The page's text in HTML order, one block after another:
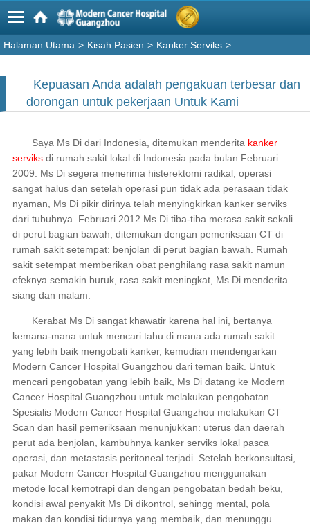
Halaman Utama > Kisah Pasien > Kanker Serviks >
Kepuasan Anda adalah pengakuan terbesar dan
dorongan untuk pekerjaan Untuk Kami
Saya Ms Di dari Indonesia, ditemukan menderita kanker
serviksdi rumah sakit lokal di Indonesia pada bulan Februari
2009. Ms Di segera menerima histerektomi radikal, operasi
sangat halus dan setelah operasi pun tidak ada perasaan tidak
nyaman, Ms Di pikir dirinya telah menyingkirkan kanker serviks
dari tubuhnya. Februari 2012 Ms Di tiba-tiba merasa sakit sekali
di perut bagian bawah, ditemukan dengan pemeriksaan CT di
rumah sakit setempat: benjolan di perut bagian bawah. Rumah
sakit setempat memberikan obat penghilang rasa sakit namun
efeknya semakin buruk, rasa sakit meningkat, Ms Di menderita
siang dan malam.
Kerabat Ms Di sangat khawatir karena hal ini, bertanya
kemana-mana untuk mencari tahu di mana ada rumah sakit
yang lebih baik mengobati kanker, kemudian mendengarkan
Modern Cancer Hospital Guangzhou dari teman baik. Untuk
mencari pengobatan yang lebih baik, Ms Di datang ke Modern
Cancer Hospital Guangzhou untuk melakukan pengobatan.
Spesialis Modern Cancer Hospital Guangzhou melakukan CT
Scan dan hasil pemeriksaan menunjukkan: uterus dan daerah
perut ada benjolan, kambuhnya kanker serviks lokal pasca
operasi, dan metastasis peritoneal terjadi. Setelah berkonsultasi,
pakar Modern Cancer Hospital Guangzhou menggunakan
metode local kemotrapi dan dengan pengobatan bedah beku,
kondisi awal penyakit Ms Di dikontrol, sehingg mental, pola
makan dan kondisi tidurnya yang membaik, dan menunggu